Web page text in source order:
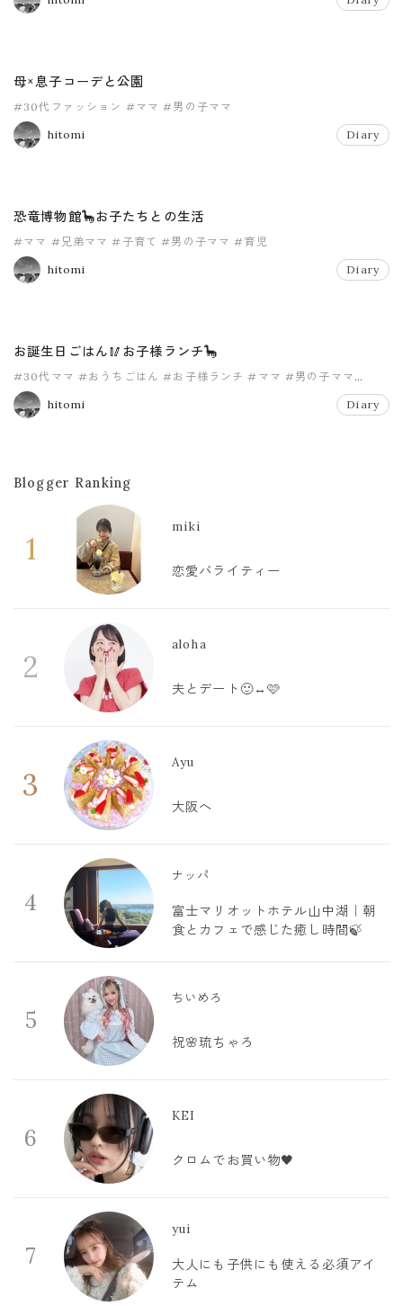
母×息子コーデと公園
#30代ファッション #ママ #男の子ママ
hitomi Diary
恐竜博物館🦕お子たちとの生活
#ママ #兄弟ママ #子育て #男の子ママ #育児
hitomi Diary
お誕生日ごはん🥢お子様ランチ🦕
#30代ママ #おうちごはん #お子様ランチ #ママ #男の子ママ
#２才のお誕生日
hitomi
Diary
Blogger Ranking
1
miki
恋愛バライティー
2
aloha
夫とデート🙂‍↔️🩷
3
Ayu
大阪へ
4
ナッパ
富士マリオットホテル山中湖｜朝
食とカフェで感じた癒し時間🍃
5
ちいめろ
祝🌸琉ちゃろ
6
KEI
クロムでお買い物🖤
7
yui
大人にも子供にも使える必須アイ
テム